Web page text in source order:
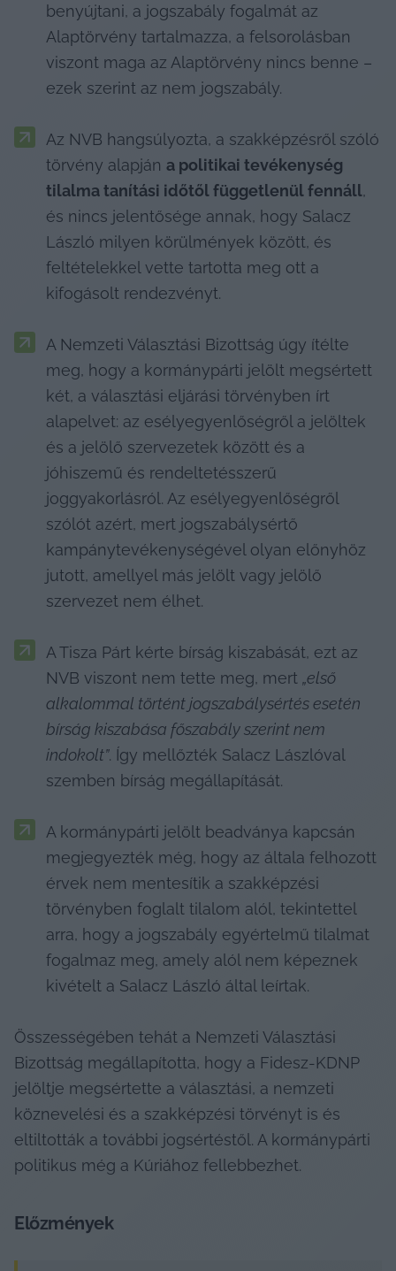
benyújtani, a jogszabály fogalmát az
Alaptörvény tartalmazza, a felsorolásban
viszont maga az Alaptörvény nincs benne –
ezek szerint az nem jogszabály.
Az NVB hangsúlyozta, a szakképzésről szóló
törvény alapján a politikai tevékenység
tilalma tanítási időtől függetlenül fennáll,
és nincs jelentősége annak, hogy Salacz
László milyen körülmények között, és
feltételekkel vette tartotta meg ott a
kifogásolt rendezvényt.
A Nemzeti Választási Bizottság úgy ítélte
meg, hogy a kormánypárti jelölt megsértett
két, a választási eljárási törvényben írt
alapelvet: az esélyegyenlőségről a jelöltek
és a jelölő szervezetek között és a
jóhiszemű és rendeltetésszerű
joggyakorlásról. Az esélyegyenlőségről
szólót azért, mert jogszabálysértő
kampánytevékenységével olyan előnyhöz
jutott, amellyel más jelölt vagy jelölő
szervezet nem élhet.
A Tisza Párt kérte bírság kiszabását, ezt az
NVB viszont nem tette meg, mert „első
alkalommal történt jogszabálysértés esetén
bírság kiszabása főszabály szerint nem
indokolt”. Így mellőzték Salacz Lászlóval
szemben bírság megállapítását.
A kormánypárti jelölt beadványa kapcsán
megjegyezték még, hogy az általa felhozott
érvek nem mentesítik a szakképzési
törvényben foglalt tilalom alól, tekintettel
arra, hogy a jogszabály egyértelmű tilalmat
fogalmaz meg, amely alól nem képeznek
kivételt a Salacz László által leírtak.
Összességében tehát a Nemzeti Választási
Bizottság megállapította, hogy a Fidesz-KDNP
jelöltje megsértette a választási, a nemzeti
köznevelési és a szakképzési törvényt is és
eltiltották a további jogsértéstől. A kormánypárti
politikus még a Kúriához fellebbezhet.
Előzmények